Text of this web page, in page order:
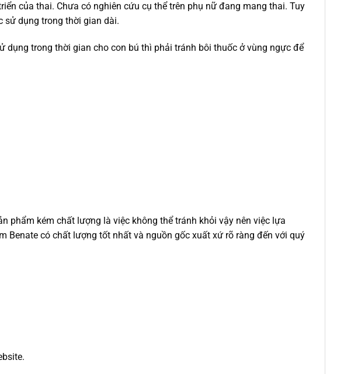
của thai. Chưa có nghiên cứu cụ thể trên phụ nữ đang mang thai. Tuy
sử dụng trong thời gian dài.
trong thời gian cho con bú thì phải tránh bôi thuốc ở vùng ngực để
phẩm kém chất lượng là việc không thể tránh khỏi vậy nên việc lựa
Benate có chất lượng tốt nhất và nguồn gốc xuất xứ rõ ràng đến với quý